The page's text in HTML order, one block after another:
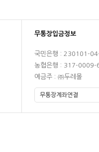
무통장입금정보
국민은행 : 230101-
농협은행 : 317-0009-
예금주 : ㈜두레몰